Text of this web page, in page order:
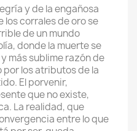
y de la engañosa
los corrales de oro se
de un mundo
donde la muerte se
más sublime razón de
por los atributos de la
El porvenir,
que no existe,
La realidad, que
entre lo que